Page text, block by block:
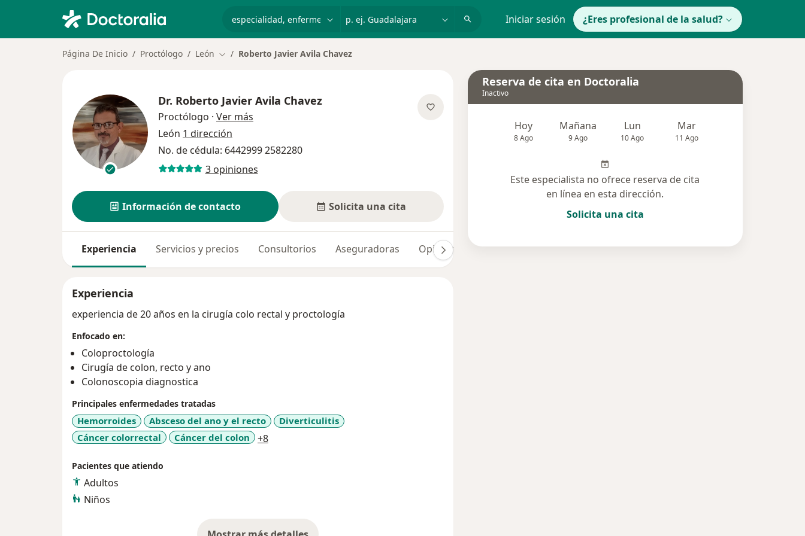
Iniciar sesión ¿Eres profesional de la salud?
Página De Inicio Proctólogo León Cambiar de ciudad
Roberto Javier Avila Chavez
Dr. Roberto Javier Avila Chavez
Proctólogo · Ver más
León 1 dirección
No. de cédula: 6442999 2582280
3 opiniones
Información de contacto Solicita una cita
Experiencia Servicios y precios Consultorios Aseguradoras Opiniones (3)
Experiencia
experiencia de 20 años en la cirugía colo rectal y proctología
Enfocado en:
Coloproctología
Cirugía de colon, recto y ano
Colonoscopia diagnostica
Principales enfermedades tratadas
Hemorroides Absceso del ano y el recto
Diverticulitis
Cáncer colorrectal
Cáncer del colon +8a11y_sr_more_diseases
Pacientes que atiendo
Adultos
Niños
Reserva de cita en Doctoralia
Inactivo
Hoy
8 Ago
Mañana
9 Ago
Lun
10 Ago
Mar
11 Ago
Este especialista no ofrece reserva de cita
en línea en esta dirección.
Solicita una cita